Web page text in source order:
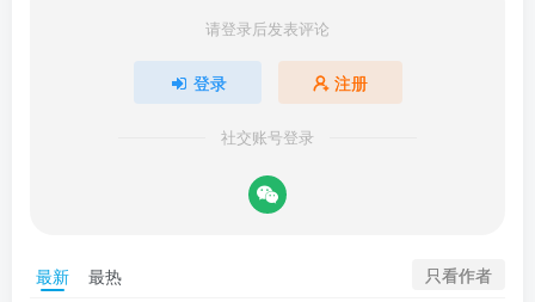
请登录后发表评论
登录 注册
社交账号登录
最新 最热 只看作者